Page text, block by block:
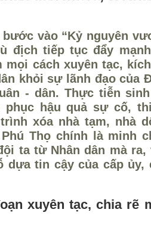
vào “Kỷ nguyên
địch tiếp tục đẩy
mọi cách xuyên tạc,
khỏi sự lãnh đạo của
- dân. Thực tiễn
phục hậu quả sự cố,
xóa nhà tạm, nhà
Thọ chính là minh
ta từ Nhân dân mà ra,
dựa tin cậy của cấp ủy,
xuyên tạc, chia rẽ